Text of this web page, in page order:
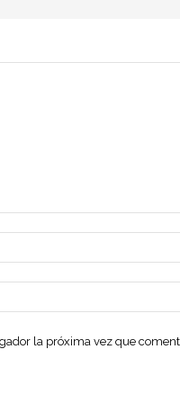
la próxima vez que